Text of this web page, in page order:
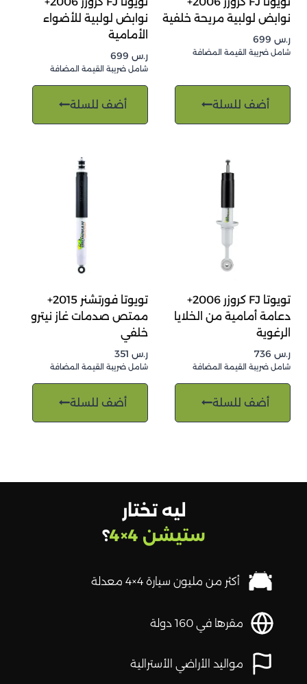
نوابض لولبية مريحة خلفية
ر.س
شامل ضريبة القيمة المضافة
أضف للسلة
نوابض لولبية للأضواء
الأمامية
ر.س
شامل ضريبة القيمة المضافة
أضف للسلة
تويوتا FJ كروزر 2006+
دعامة أمامية من الخلايا
الرغوية
ر.س
شامل ضريبة القيمة المضافة
أضف للسلة
تويوتا فورتشنر 2015+
ممتص صدمات غاز نيترو
خلفي
ر.س
شامل ضريبة القيمة المضافة
أضف للسلة
ليه تختار
ستيشن 4×4
؟
أكثر من مليون سيارة 4×4 معدلة
مقرها في 160 دولة
مواليد الأراضي الأسترالية